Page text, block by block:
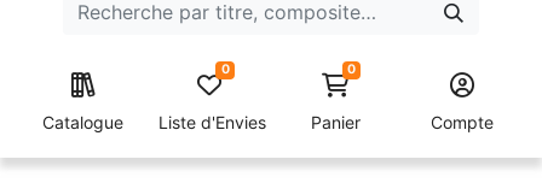
Catalogue Liste d'Envies
0 0
Panier Compte